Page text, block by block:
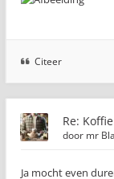
Citeer
Re:
door mr
Ja mocht even